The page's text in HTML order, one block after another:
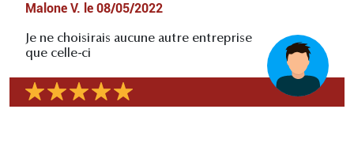
Malone V. le 08/05/2022
Je ne choisirais aucune autre entreprise
que celle-ci